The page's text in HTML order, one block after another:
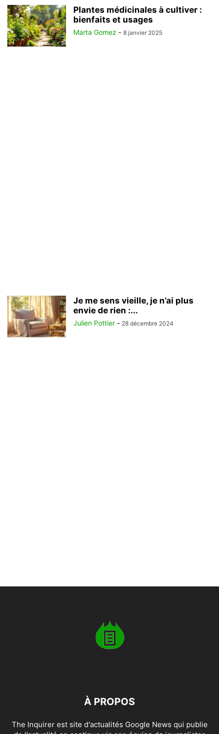
Plantes médicinales à cultiver :
bienfaits et usages
Marta Gomez - 8 janvier 2025
Je me sens vieille, je n’ai plus
envie de rien :...
Julien Pottier - 28 décembre 2024
À PROPOS
The Inquirer est site d'actualités Google News qui publie